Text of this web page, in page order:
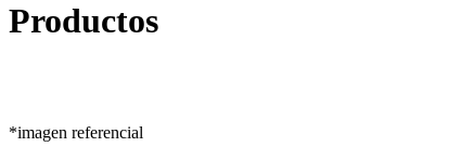
Productos
*imagen referencial